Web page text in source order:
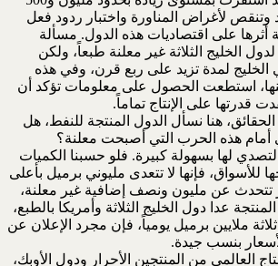
وتنقص لأغراض المناورة واختبار ردود فعل
أثرها على اقتصاديات هذه الدول. مسألة
الخليج الثلاثة غير معلنة طبعاً، ولكن
لمدة تزيد على ربع قرن، وفي هذه
عنها، استطعت الحصول على معلومات تؤكد أن
قدرتها على الإنتاج تماماً.
هنا نسأل الدول المنتجة للنفط، هل
أمام هذه الحرب التي أصبحت معلنة؟
لها بسهولة كبيرة. فلو حسبنا الكميات
للأسواق، فإنها لا تتعدى مليوني برميل بأعلى
تتحدث عن مليون ونصف إضافية غير معلنة،
عدا دول الخليج الثلاثة وأمريكا بالطبع،
ملايين برميل يومياً، فإن مجرد الإعلان عن
بنسب جيدة.
العالمي من المنتجين الأحرار ودول الأوبك،